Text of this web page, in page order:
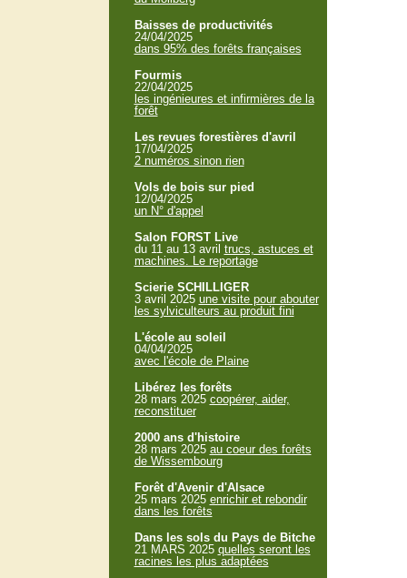
Baisses de productivités
24/04/2025
dans 95% des forêts françaises
Fourmis
22/04/2025
les ingénieures et infirmières de la
forêt
Les revues forestières d'avril
17/04/2025
2 numéros sinon rien
Vols de bois sur pied
12/04/2025
un N° d'appel
Salon FORST Live
du 11 au 13 avril trucs, astuces et
machines. Le reportage
Scierie SCHILLIGER
3 avril 2025 une visite pour abouter
les sylviculteurs au produit fini
L'école au soleil
04/04/2025
avec l'école de Plaine
Libérez les forêts
28 mars 2025 coopérer, aider,
reconstituer
2000 ans d'histoire
28 mars 2025 au coeur des forêts
de Wissembourg
Forêt d'Avenir d'Alsace
25 mars 2025 enrichir et rebondir
dans les forêts
Dans les sols du Pays de Bitche
21 MARS 2025 quelles seront les
racines les plus adaptées